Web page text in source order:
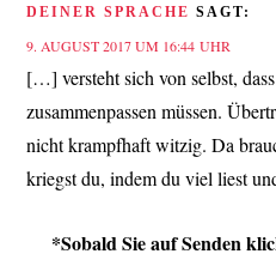
DEINER SPRACHE SAGT:
9. AUGUST 2017 UM 16:44 UHR
[…] versteht sich von selbst,
zusammenpassen müssen.
nicht krampfhaft witzig. Da
kriegst du, indem du viel liest
*Sobald Sie auf Senden